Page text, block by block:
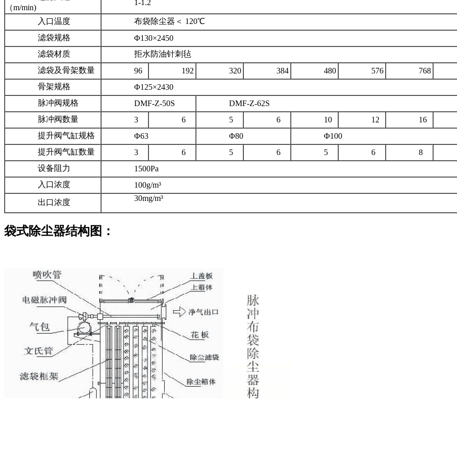
（m/min)
1-1.2
入口温度
布袋除尘器＜ 120℃
滤袋规格
Φ130×2450
滤袋材质
拒水防油针刺毡
滤袋及骨架数量
96 192 320 384 480 576 768
骨架规格
Φ125×2430
脉冲阀规格
DMF-Z-50S
DMF-Z-62S
脉冲阀数量
3 6 5 6 10 12 16
提升阀气缸规格
Φ63 Φ80
Φ100
提升阀气缸数量
3 6 5 6 5 6 8
设备阻力
1500Pa
入口浓度
100g/m³
出口浓度
30mg/m³
袋式除尘器结构图：